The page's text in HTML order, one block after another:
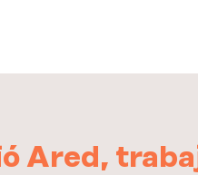
Ared,